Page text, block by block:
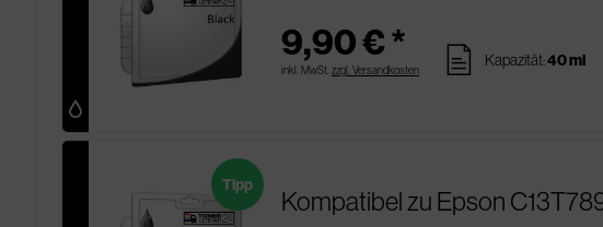
9,90 € *
inkl. MwSt. zzgl. Versandkosten pages Kapazität:40 ml
Kompatibel zu Epson
Tipp